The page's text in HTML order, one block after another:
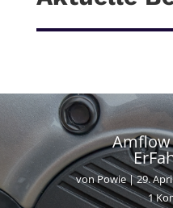
Amflow
vonPowie|29.
1